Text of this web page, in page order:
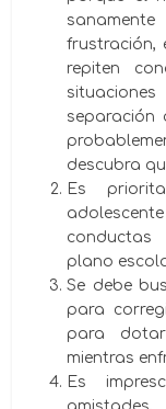
frustración,
repiten
separación
descubra
Es
conductas
plano
Se debe
para
para
mientras
Es